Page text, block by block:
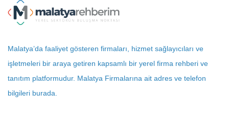
Malatya’da faaliyet gösteren firmaları, hizmet sağlayıcıları ve
işletmeleri bir araya getiren kapsamlı bir yerel firma rehberi ve
tanıtım platformudur. Malatya Firmalarına ait adres ve telefon
bilgileri burada.